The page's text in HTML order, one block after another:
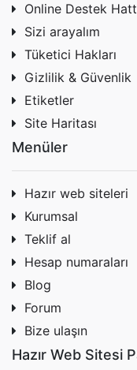
Online Destek
Sizi arayalım
Tüketici Hakları
Gizlilik & Güvenlik
Etiketler
Site Haritası
Menüler
Hazır web siteleri
Kurumsal
Teklif al
Hesap numaraları
Blog
Forum
Bize ulaşın
Hazır Web Sitesi